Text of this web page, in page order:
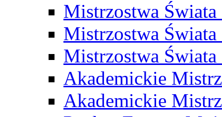
Mistrzostwa
Mistrzostwa
Mistrzostwa
Akademickie
Akademickie